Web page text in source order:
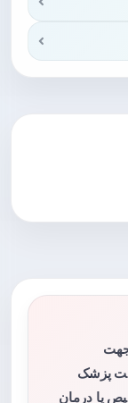
پزشک
یا درمان